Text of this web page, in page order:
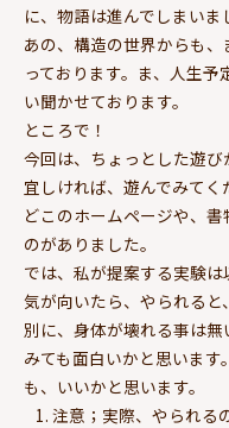
に、物語は進んでしまいま
あの、構造の世界からも
っております。ま、人生
い聞かせております。
ところで！
今回は、ちょっとした遊び
宜しければ、遊んでみてく
どこのホームページや、
のがありました。
では、私が提案する実験は
気が向いたら、やられると
別に、身体が壊れる事は
みても面白いかと思いま
も、いいかと思います。
注意；実際、やられる